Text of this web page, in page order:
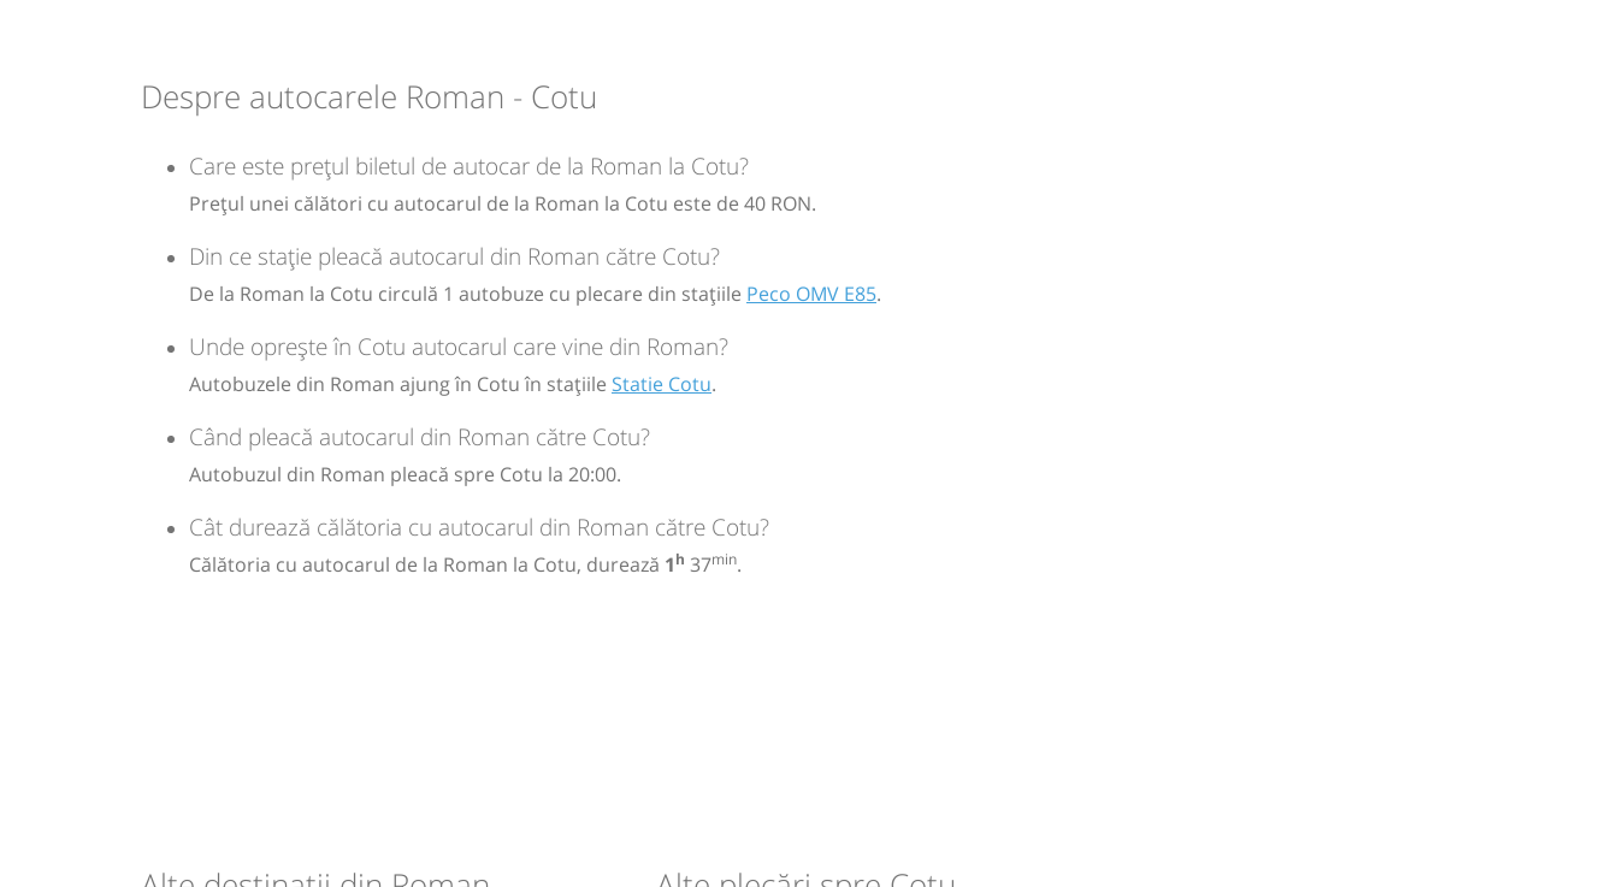
Durată:
1h37 min
Zile de circulație:
40lei Cumpărăbilet
Sursa: Auto Dimas SRL| Ultima actualizare:04/2026
Despre autocarele Roman - Cotu
Care este prețul biletul de autocar de la Roman la Cotu?
Prețul unei călători cu autocarul de la Roman la Cotu este de 40 RON.
Din ce stație pleacă autocarul din Roman către Cotu?
De la Roman la Cotu circulă 1 autobuze cu plecare din stațiile Peco OMV E85.
Unde oprește în Cotu autocarul care vine din Roman?
Autobuzele din Roman ajung în Cotu în stațiile Statie Cotu.
Când pleacă autocarul din Roman către Cotu?
Autobuzul din Roman pleacă spre Cotu la 20:00.
Cât durează călătoria cu autocarul din Roman către Cotu?
Călătoria cu autocarul de la Roman la Cotu, durează 1h 37min.